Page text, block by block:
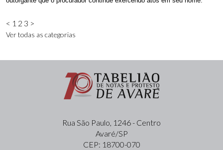
< 1 2 3 >
Ver todas as categorias
Rua São Paulo, 1246 - Centro
Avaré/SP
CEP: 18700-070